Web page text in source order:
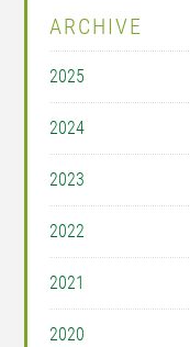
ARCHIVE
2025
2024
2023
2022
2021
2020